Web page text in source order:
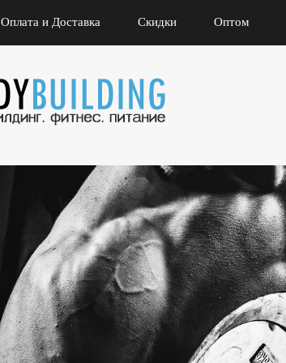
Оплата и Доставка Скидки Оптом